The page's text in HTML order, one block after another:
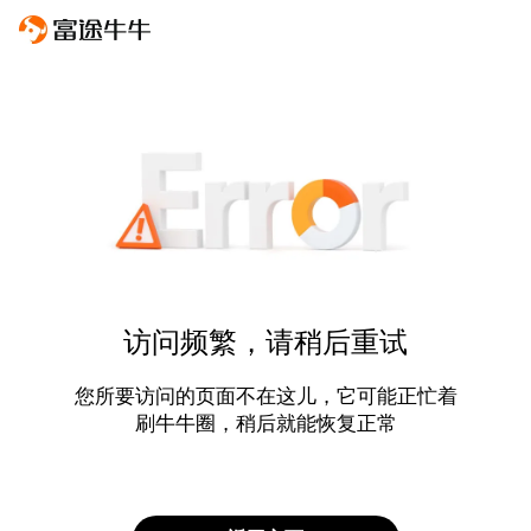
访问频繁，请稍后重试
您所要访问的页面不在这儿，它可能正忙着
刷牛牛圈，稍后就能恢复正常